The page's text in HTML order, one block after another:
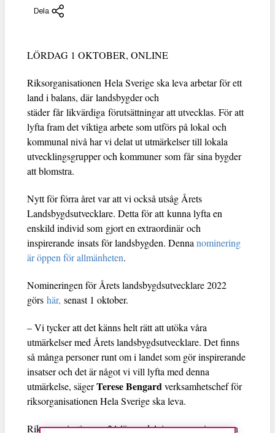
Dela
LÖRDAG 1 OKTOBER, ONLINE
Riksorganisationen Hela Sverige ska leva arbetar för ett
land i balans, där landsbygder och
städer får likvärdiga förutsättningar att utvecklas. För att
lyfta fram det viktiga arbete som utförs på lokal och
kommunal nivå har vi delat ut utmärkelser till lokala
utvecklingsgrupper och kommuner som får sina bygder
att blomstra.
Nytt för förra året var att vi också utsåg Årets
Landsbygdsutvecklare. Detta för att kunna lyfta en
enskild individ som gjort en extraordinär och
inspirerande insats för landsbygden. Denna nominering
är öppen för allmänheten.
Nomineringen för Årets landsbygdsutvecklare 2022
görs här, senast 1 oktober.
– Vi tycker att det känns helt rätt att utöka våra
utmärkelser med Årets landsbygdsutvecklare. Det finns
så många personer runt om i landet som gör inspirerande
insatser och det är något vi vill lyfta med denna
utmärkelse, sägerTerese Bengardverksamhetschef för
riksorganisationen Hela Sverige ska leva.
Riksorganisationens 24 länsavdelningar nominerar en